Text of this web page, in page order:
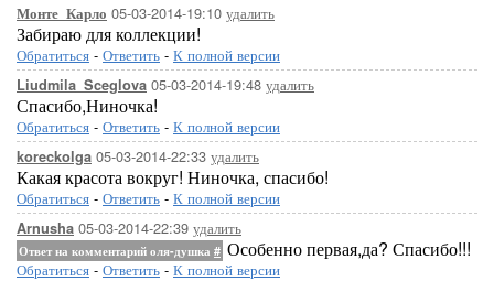
Монте_Карло 05-03-2014-19:10 удалить
Забираю для коллекции!
Обратиться - Ответить - К полной версии
Liudmila_Sceglova 05-03-2014-19:48 удалить
Спасибо,Ниночка!
Обратиться - Ответить - К полной версии
koreckolga 05-03-2014-22:33 удалить
Какая красота вокруг! Ниночка, спасибо!
Обратиться - Ответить - К полной версии
Arnusha 05-03-2014-22:39 удалить
Ответ на комментарий оля-душка # Особенно первая,да? Спасибо!!!
Обратиться - Ответить - К полной версии